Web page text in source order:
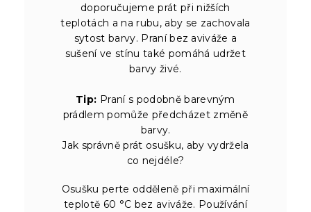
doporučujeme prát při nižších
teplotách a na rubu, aby se zachovala
sytost barvy. Praní bez aviváže a
sušení ve stínu také pomáhá udržet
barvy živé.
Tip: Praní s podobně barevným
prádlem pomůže předcházet změně
barvy.
Jak správně prát osušku, aby vydržela
co nejdéle?
Osušku perte odděleně při maximální
teplotě 60 °C bez aviváže. Používání